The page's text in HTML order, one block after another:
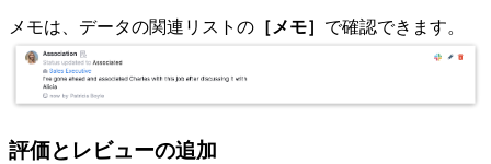
メモは、データの関連リストの ［メモ］ で確認できます。
評価とレビューの追加